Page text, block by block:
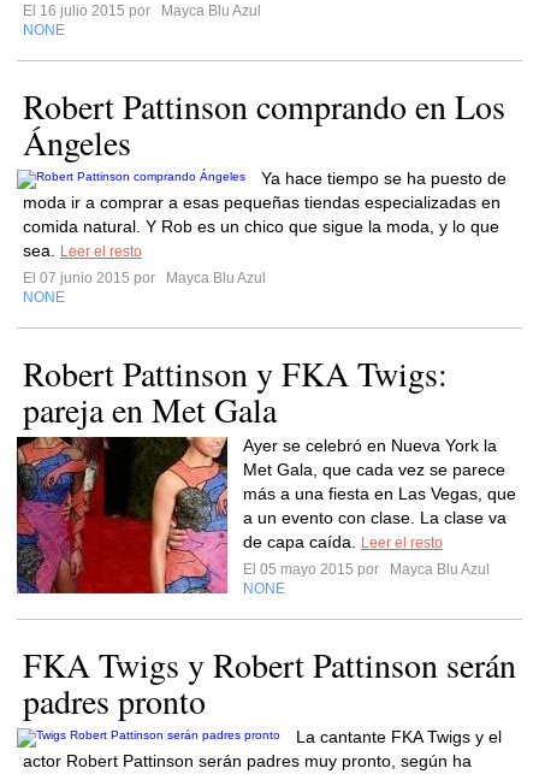
El 16 julio 2015 por
Mayca Blu Azul
NONE
Robert Pattinson comprando en Los
Ángeles
Ya hace tiempo se ha puesto de
moda ir a comprar a esas pequeñas tiendas especializadas en
comida natural. Y Rob es un chico que sigue la moda, y lo que
sea.
Leer el resto
El 07 junio 2015 por
Mayca Blu Azul
NONE
Robert Pattinson y FKA Twigs:
pareja en Met Gala
Ayer se celebró en Nueva York la
Met Gala, que cada vez se parece
más a una fiesta en Las Vegas, que
a un evento con clase. La clase va
de capa caída.
Leer el resto
El 05 mayo 2015 por
Mayca Blu Azul
NONE
FKA Twigs y Robert Pattinson serán
padres pronto
La cantante FKA Twigs y el
actor Robert Pattinson serán padres muy pronto, según ha